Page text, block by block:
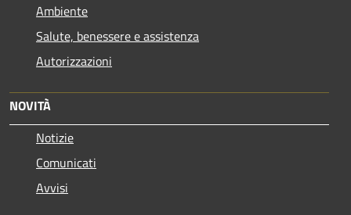
Ambiente
Salute, benessere e assistenza
Autorizzazioni
NOVITÀ
Notizie
Comunicati
Avvisi